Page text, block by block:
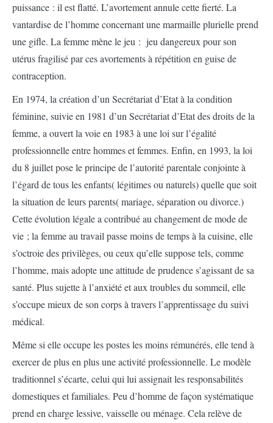
puissance : il est flatté. L’avortement annule cette fierté. La
vantardise de l’homme concernant une marmaille plurielle prend
une gifle. La femme mène le jeu : jeu dangereux pour son
utérus fragilisé par ces avortements à répétition en guise de
contraception.
En 1974, la création d’un Secrétariat d’Etat à la condition
féminine, suivie en 1981 d’un Secrétariat d’Etat des droits de la
femme, a ouvert la voie en 1983 à une loi sur l’égalité
professionnelle entre hommes et femmes. Enfin, en 1993, la loi
du 8 juillet pose le principe de l’autorité parentale conjointe à
l’égard de tous les enfants( légitimes ou naturels) quelle que soit
la situation de leurs parents( mariage, séparation ou divorce.)
Cette évolution légale a contribué au changement de mode de
vie ; la femme au travail passe moins de temps à la cuisine, elle
s’octroie des privilèges, ou ceux qu’elle suppose tels, comme
l’homme, mais adopte une attitude de prudence s’agissant de sa
santé. Plus sujette à l’anxiété et aux troubles du sommeil, elle
s’occupe mieux de son corps à travers l’apprentissage du suivi
médical.
Même si elle occupe les postes les moins rémunérés, elle tend à
exercer de plus en plus une activité professionnelle. Le modèle
traditionnel s’écarte, celui qui lui assignait les responsabilités
domestiques et familiales. Peu d’homme de façon systématique
prend en charge lessive, vaisselle ou ménage. Cela relève de